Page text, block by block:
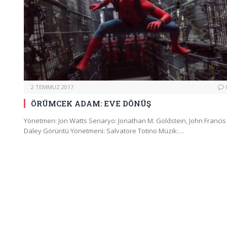
2 TEMMUZ 2017
ÖRÜMCEK ADAM: EVE DÖNÜŞ
Yönetmen: Jon Watts Senaryo: Jonathan M. Goldstein, John Francis
Daley Görüntü Yönetmeni: Salvatore Totino Müzik:…